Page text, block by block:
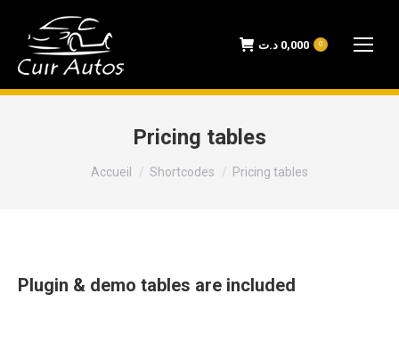
0,000 د.ت 0
Pricing tables
Accueil Shortcodes Pricing tables
Plugin & demo tables are included